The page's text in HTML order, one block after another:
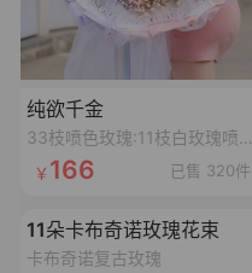
纯欲千金
33枝喷色玫瑰:11枝白玫瑰喷碎冰蓝漆,11枝白玫瑰喷丁香紫漆,11枝白玫瑰喷香妃粉漆,搭配3个同色满天星,1条丝带,2个鱼尾纱蝴蝶结,1个灯串
166 已售 320件
加载失败,点击重试
11朵卡布奇诺玫瑰花束
卡布奇诺复古玫瑰